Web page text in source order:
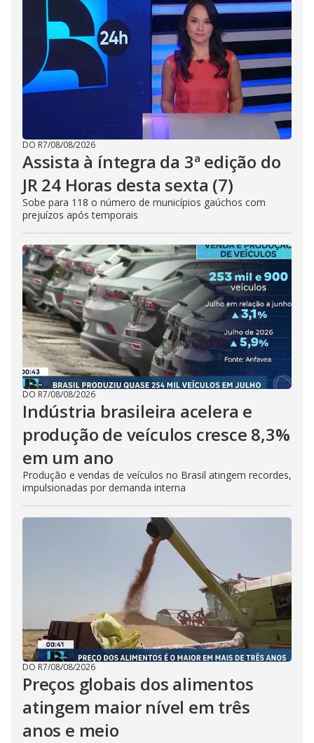
DO R7/08/08/2026
Assista à íntegra da 3ª edição do
JR 24 Horas desta sexta (7)
Sobe para 118 o número de municípios gaúchos com
prejuízos após temporais
DO R7/08/08/2026
Indústria brasileira acelera e
produção de veículos cresce 8,3%
em um ano
Produção e vendas de veículos no Brasil atingem recordes,
impulsionadas por demanda interna
DO R7/08/08/2026
Preços globais dos alimentos
atingem maior nível em três
anos e meio